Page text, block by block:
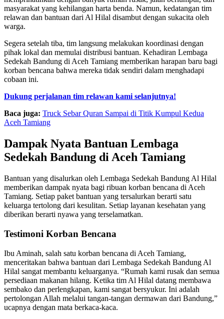
masyarakat yang kehilangan harta benda. Namun, kedatangan tim
relawan dan bantuan dari Al Hilal disambut dengan sukacita oleh
warga.
Segera setelah tiba, tim langsung melakukan koordinasi dengan
pihak lokal dan memulai distribusi bantuan. Kehadiran Lembaga
Sedekah Bandung di Aceh Tamiang memberikan harapan baru bagi
korban bencana bahwa mereka tidak sendiri dalam menghadapi
cobaan ini.
Dukung perjalanan tim relawan kami selanjutnya!
Baca juga: Truck Sebar Quran Sampai di Titik Kumpul Kedua
Aceh Tamiang
Dampak Nyata Bantuan Lembaga
Sedekah Bandung di Aceh Tamiang
Bantuan yang disalurkan oleh Lembaga Sedekah Bandung Al Hilal
memberikan dampak nyata bagi ribuan korban bencana di Aceh
Tamiang. Setiap paket bantuan yang tersalurkan berarti satu
keluarga tertolong dari kesulitan. Setiap layanan kesehatan yang
diberikan berarti nyawa yang terselamatkan.
Testimoni Korban Bencana
Ibu Aminah, salah satu korban bencana di Aceh Tamiang,
menceritakan bahwa bantuan dari Lembaga Sedekah Bandung Al
Hilal sangat membantu keluarganya. “Rumah kami rusak dan semua
persediaan makanan hilang. Ketika tim Al Hilal datang membawa
sembako dan perlengkapan, kami sangat bersyukur. Ini adalah
pertolongan Allah melalui tangan-tangan dermawan dari Bandung,”
ucapnya dengan mata berkaca-kaca.